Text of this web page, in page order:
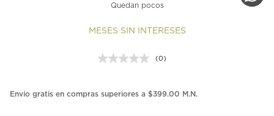
Quedan pocos
MESES SIN INTERESES
Sin
en
(0)
Envío gratis en compras superiores a $399.00 M.N.